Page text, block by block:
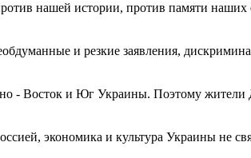
нашей истории, против памяти
и резкие заявления,
- Восток и Юг Украины. Поэтому
экономика и культура Украины не